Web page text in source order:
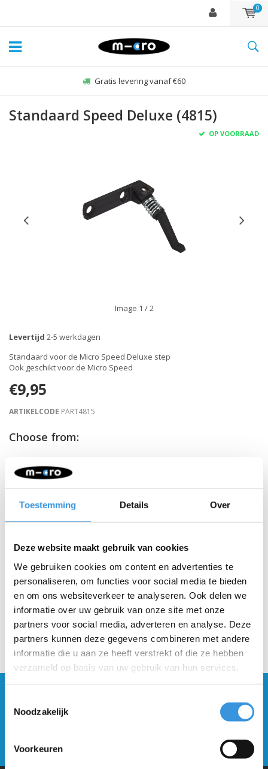
Toestemming Details Over
Deze website maakt gebruik van cookies
We gebruiken cookies om content en advertenties te
personaliseren, om functies voor social media te bieden
en om ons websiteverkeer te analyseren. Ook delen we
informatie over uw gebruik van onze site met onze
partners voor social media, adverteren en analyse. Deze
partners kunnen deze gegevens combineren met andere
informatie die u aan ze heeft verstrekt of die ze hebben
verzameld op basis van uw gebruik van hun services.
Noodzakelijk
Voorkeuren
0
Gratis levering vanaf €60
Standaard Speed Deluxe (4815)
OP VOORRAAD
Image 1 / 2
Levertijd 2-5 werkdagen
Standaard voor de Micro Speed Deluxe step
Ook geschikt voor de Micro Speed
€9,95
ARTIKELCODE PART4815
Choose from:
-
Gratis verzending vanaf €60
Beschrijving
nieuwsbrief
Verstuur